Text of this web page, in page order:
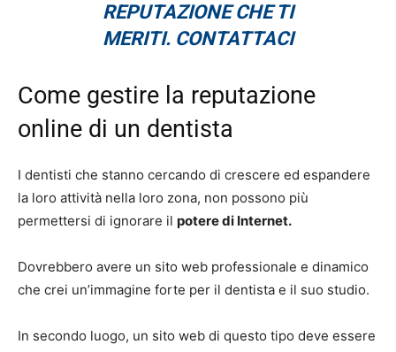
REPUTAZIONE CHE TI
MERITI. CONTATTACI
Come gestire la reputazione
online di un dentista
I dentisti che stanno cercando di crescere ed espandere
la loro attività nella loro zona, non possono più
permettersi di ignorare il potere di Internet.
Dovrebbero avere un sito web professionale e dinamico
che crei un’immagine forte per il dentista e il suo studio.
In secondo luogo, un sito web di questo tipo deve essere